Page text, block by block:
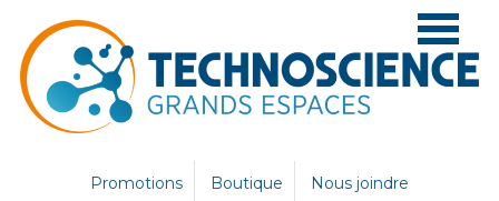
content
Promotions Boutique Nous joindre